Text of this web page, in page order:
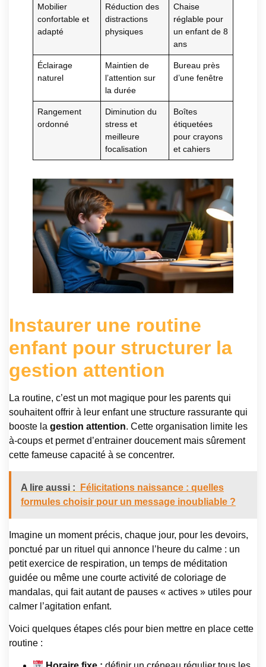
Mobilier
confortable et
adapté
Réduction des
distractions
physiques
Chaise
réglable pour
un enfant de 8
ans
Éclairage
naturel
Maintien de
l’attention sur
la durée
Bureau près
d’une fenêtre
Rangement
ordonné
Diminution du
stress et
meilleure
focalisation
Boîtes
étiquetées
pour crayons
et cahiers
Instaurer une routine
enfant pour structurer la
gestion attention
La routine, c’est un mot magique pour les parents qui
souhaitent offrir à leur enfant une structure rassurante qui
booste la gestion attention. Cette organisation limite les
à-coups et permet d’entrainer doucement mais sûrement
cette fameuse capacité à se concentrer.
A lire aussi :
Félicitations naissance : quelles
formules choisir pour un message inoubliable ?
Imagine un moment précis, chaque jour, pour les devoirs,
ponctué par un rituel qui annonce l’heure du calme : un
petit exercice de respiration, un temps de méditation
guidée ou même une courte activité de coloriage de
mandalas, qui fait autant de pauses « actives » utiles pour
calmer l’agitation enfant.
Voici quelques étapes clés pour bien mettre en place cette
routine :